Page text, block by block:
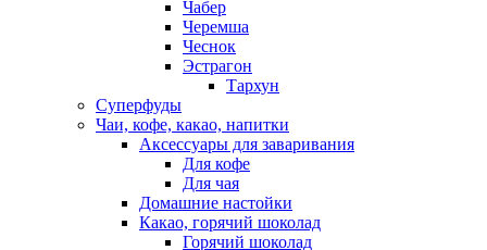
Чабер
Черемша
Чеснок
Эстрагон
Тархун
Суперфуды
Чаи, кофе, какао, напитки
Аксессуары для заваривания
Для кофе
Для чая
Домашние настойки
Какао, горячий шоколад
Горячий шоколад